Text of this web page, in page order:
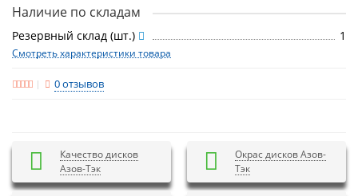
Наличие по складам
Резервный склад (шт.) 1
Смотреть характеристики товара
0 отзывов
Качество дисков
Азов-Тэк
Окрас дисков Азов-
Тэк